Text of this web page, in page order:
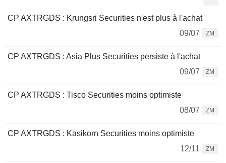
CP AXTRGDS : Krungsri Securities n'est plus à l'achat
09/07
ZM
CP AXTRGDS : Asia Plus Securities persiste à l'achat
09/07
ZM
CP AXTRGDS : Tisco Securities moins optimiste
08/07
ZM
CP AXTRGDS : Kasikorn Securities moins optimiste
12/11
ZM